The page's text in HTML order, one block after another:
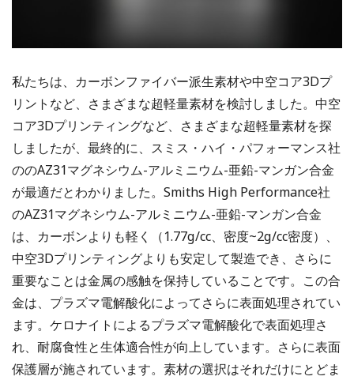
私たちは、カーボンファイバー派生素材や中空コア3Dプ
リントなど、さまざまな超軽量素材を検討しました。中空
コア3Dプリンティングなど、さまざまな超軽量素材を探
しましたが、最終的に、スミス・ハイ・パフォーマンス社
ののAZ31マグネシウム-アルミニウム-亜鉛-マンガン合金
が最適だとわかりました。Smiths High Performance社
のAZ31マグネシウム-アルミニウム-亜鉛-マンガン合金
は、カーボンよりも軽く（1.77g/cc、密度~2g/cc密度）、
中空3Dプリンティングよりも安定して製造でき、さらに
重要なことは金属の感触を保持していることです。この合
金は、プラズマ電解酸化によってさらに表面処理されてい
ます。ケロナイトによるプラズマ電解酸化で表面処理さ
れ、耐腐食性と生体適合性が向上しています。さらに表面
保護層が施されています。素材の選択はそれだけにとどま